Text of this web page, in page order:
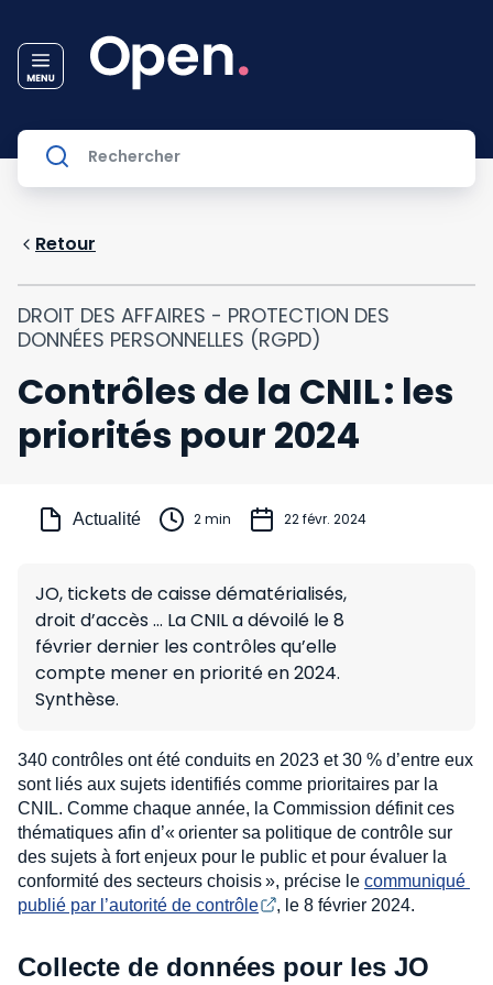
Retour
DROIT DES AFFAIRES - PROTECTION DES
DONNÉES PERSONNELLES (RGPD)
Contrôles de la CNIL : les
priorités pour 2024
Actualité 2 min 22 févr. 2024
JO, tickets de caisse dématérialisés,
droit d’accès … La CNIL a dévoilé le 8
février dernier les contrôles qu’elle
compte mener en priorité en 2024.
Synthèse.
340 contrôles ont été conduits en 2023 et 30 % d’entre eux
sont liés aux sujets identifiés comme prioritaires par la
CNIL. Comme chaque année, la Commission définit ces
thématiques afin d’« orienter sa politique de contrôle sur
des sujets à fort enjeux pour le public et pour évaluer la
conformité des secteurs choisis », précise le communiqué
publié par l’autorité de contrôle
, le 8 février 2024.
Collecte de données pour les JO